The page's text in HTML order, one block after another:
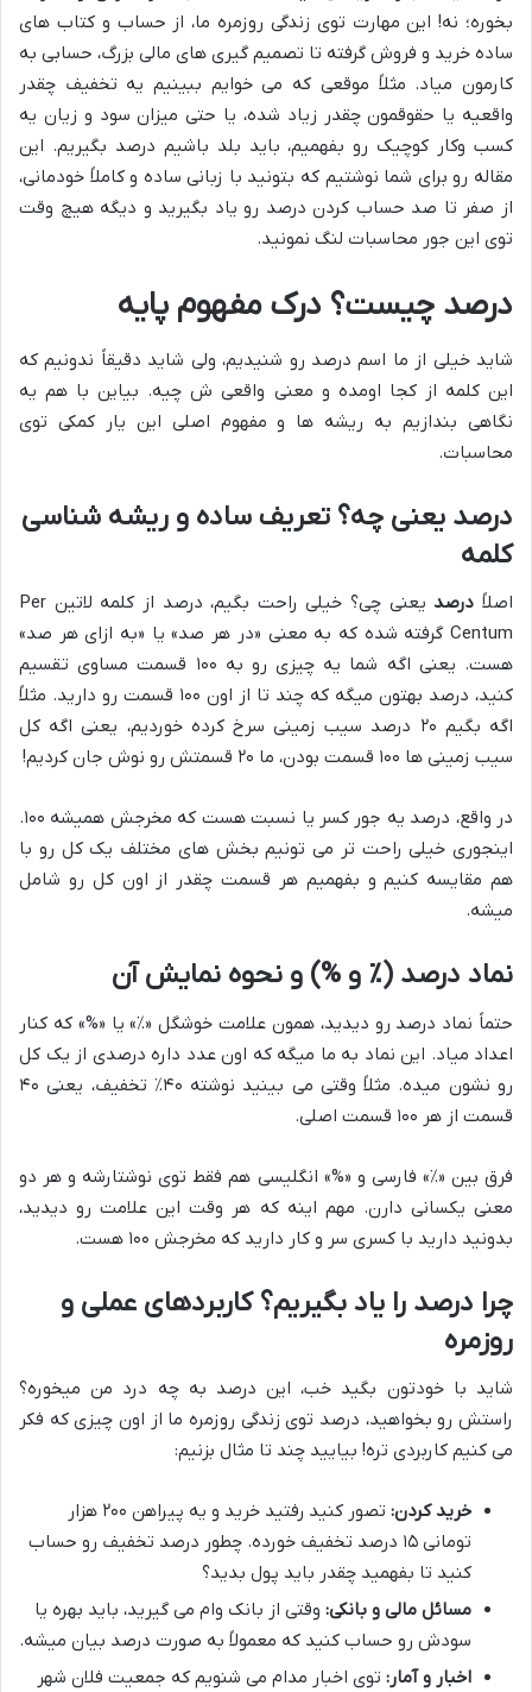
بخوره؛ نه! این مهارت توی زندگی روزمره ما، از حساب و کتاب های
ساده خرید و فروش گرفته تا تصمیم گیری های مالی بزرگ، حسابی به
کارمون میاد. مثلاً موقعی که می خوایم ببینیم یه تخفیف چقدر
واقعیه یا حقوقمون چقدر زیاد شده، یا حتی میزان سود و زیان یه
کسب وکار کوچیک رو بفهمیم، باید بلد باشیم درصد بگیریم. این
مقاله رو برای شما نوشتیم که بتونید با زبانی ساده و کاملاً خودمانی،
از صفر تا صد حساب کردن درصد رو یاد بگیرید و دیگه هیچ وقت
توی این جور محاسبات لنگ نمونید.
درصد چیست؟ درک مفهوم پایه
شاید خیلی از ما اسم درصد رو شنیدیم، ولی شاید دقیقاً ندونیم که
این کلمه از کجا اومده و معنی واقعی ش چیه. بیاین با هم یه
نگاهی بندازیم به ریشه ها و مفهوم اصلی این یار کمکی توی
محاسبات.
درصد یعنی چه؟ تعریف ساده و ریشه شناسی
کلمه
اصلاً درصد
یعنی چی؟ خیلی راحت بگیم، درصد از کلمه لاتین Per
Centum گرفته شده که به معنی «در هر صد» یا «به ازای هر صد»
هست. یعنی اگه شما یه چیزی رو به ۱۰۰ قسمت مساوی تقسیم
کنید، درصد بهتون میگه که چند تا از اون ۱۰۰ قسمت رو دارید. مثلاً
اگه بگیم ۲۰ درصد سیب زمینی سرخ کرده خوردیم، یعنی اگه کل
سیب زمینی ها ۱۰۰ قسمت بودن، ما ۲۰ قسمتش رو نوش جان کردیم!
در واقع، درصد یه جور کسر یا نسبت هست که مخرجش همیشه ۱۰۰.
اینجوری خیلی راحت تر می تونیم بخش های مختلف یک کل رو با
هم مقایسه کنیم و بفهمیم هر قسمت چقدر از اون کل رو شامل
میشه.
نماد درصد (٪ و %) و نحوه نمایش آن
حتماً نماد درصد رو دیدید، همون علامت خوشگل «٪» یا «%» که کنار
اعداد میاد. این نماد به ما میگه که اون عدد داره درصدی از یک کل
رو نشون میده. مثلاً وقتی می بینید نوشته ۴۰٪ تخفیف، یعنی ۴۰
قسمت از هر ۱۰۰ قسمت اصلی.
فرق بین «٪» فارسی و «%» انگلیسی هم فقط توی نوشتارشه و هر دو
معنی یکسانی دارن. مهم اینه که هر وقت این علامت رو دیدید،
بدونید دارید با کسری سر و کار دارید که مخرجش ۱۰۰ هست.
چرا درصد را یاد بگیریم؟ کاربردهای عملی و
روزمره
شاید با خودتون بگید خب، این درصد به چه درد من میخوره؟
راستش رو بخواهید، درصد توی زندگی روزمره ما از اون چیزی که فکر
می کنیم کاربردی تره! بیایید چند تا مثال بزنیم:
خرید کردن:
تصور کنید رفتید خرید و یه پیراهن ۲۰۰ هزار
تومانی ۱۵ درصد تخفیف خورده. چطور درصد تخفیف رو حساب
کنید تا بفهمید چقدر باید پول بدید؟
مسائل مالی و بانکی: وقتی از بانک وام می گیرید، باید بهره یا
سودش رو حساب کنید که معمولاً به صورت درصد بیان میشه.
اخبار و آمار: توی اخبار مدام می شنویم که جمعیت فلان شهر